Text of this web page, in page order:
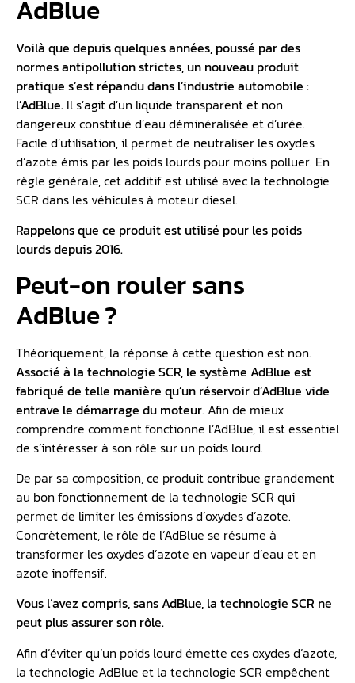
AdBlue
Voilà que depuis quelques années, poussé par des
normesantipollutionstrictes, un nouveau produit
pratique s’est répandu dans l’industrie automobile :
l’AdBlue. Il s’agit d’un liquide transparent et non
dangereux constitué d’eau déminéralisée et d’urée.
Facile d’utilisation, il permet de neutraliser les oxydes
d’azote émis par les poids lourds pour moins polluer. En
règle générale, cet additif est utilisé avec la technologie
SCR dans les véhicules à moteur diesel.
Rappelons que ce produit est utilisé pour les poids
lourds depuis 2016.
Peut-on rouler sans
AdBlue ?
Théoriquement, la réponse à cette question est non.
Associé à la technologie SCR, le système AdBlue est
fabriqué de telle manière qu’un réservoir d’AdBlue vide
entrave le démarrage du moteur. Afin de mieux
comprendre comment fonctionne l’AdBlue, il est essentiel
de s’intéresser à son rôle sur un poids lourd.
De par sa composition, ce produit contribue grandement
au bon fonctionnement de la technologie SCR qui
permet de limiter les émissions d’oxydes d’azote.
Concrètement, le rôle de l’AdBlue se résume à
transformer les oxydes d’azote en vapeur d’eau et en
azote inoffensif.
Vous l’avez compris, sans AdBlue, la technologie SCR ne
peut plus assurer son rôle.
Afin d’éviter qu’un poids lourd émette ces oxydes d’azote,
la technologie AdBlue et la technologie SCR empêchent